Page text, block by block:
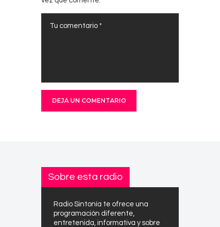
Sobre esta radio
Radio Sintonía te ofrece una
programación diferente,
entretenida, informativa y sobre